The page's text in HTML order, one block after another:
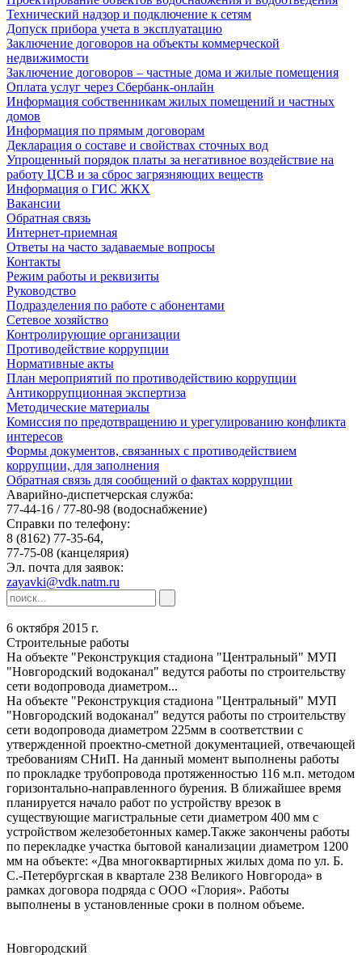
Технический надзор и подключение к сетям
Допуск прибора учета в эксплуатацию
Заключение договоров на объекты коммерческой
недвижимости
Заключение договоров – частные дома и жилые помещения
Оплата услуг через Сбербанк-онлайн
Информация собственникам жилых помещений и частных
домов
Информация по прямым договорам
Декларация о составе и свойствах сточных вод
Упрощенный порядок платы за негативное воздействие на
работу ЦСВ и за сброс загрязняющих веществ
Информация о ГИС ЖКХ
Вакансии
Обратная связь
Интернет-приемная
Ответы на часто задаваемые вопросы
Контакты
Режим работы и реквизиты
Руководство
Подразделения по работе с абонентами
Сетевое хозяйство
Контролирующие организации
Противодействие коррупции
Нормативные акты
План мероприятий по противодействию коррупции
Антикоррупционная экспертиза
Методические материалы
Комиссия по предотвращению и урегулированию конфликта
интересов
Формы документов, связанных с противодействием
коррупции, для заполнения
Обратная связь для сообщений о фактах коррупции
Аварийно-диспетчерская служба:
77-44-16 / 77-80-98 (водоснабжение)
Справки по телефону:
8 (8162) 77-35-64,
77-75-08 (канцелярия)
Эл. почта для заявок:
zayavki@vdk.natm.ru
6 октября 2015 г.
Строительные работы
На объекте "Реконструкция стадиона "Центральный" МУП
"Новгородский водоканал" ведутся работы по строительству
сети водопровода диаметром...
На объекте "Реконструкция стадиона "Центральный" МУП
"Новгородский водоканал" ведутся работы по строительству
сети водопровода диаметром 225мм в соответствии с
утвержденной проектно-сметной документацией, отвечающей
требованиям СНиП. На данный момент выполнены работы
по прокладке трубопровода протяженностью 116 м.п. методом
горизонтально-направленного бурения. В ближайшее время
планируется начало работ по устройству врезок в
существующие магистральные сети диаметром 400 мм с
устройством железобетонных камер.Также закончены работы
по перекладке участка бытовой канализации диаметром 1200
мм на объекте: «Два многоквартирных жилых дома по ул. Б.
С.-Петербургская в квартале 238 Великого Новгорода» в
рамках договора подряда с ООО «Глория». Работы
выполнены в установленные сроки в полном объеме.
Новгородский